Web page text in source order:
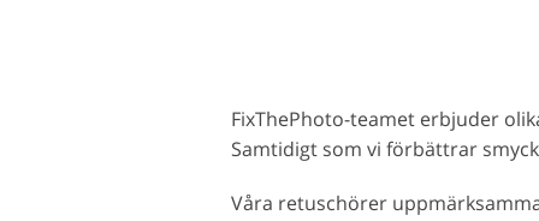
FixThePhoto-teamet erbjuder
Samtidigt som vi förbättrar
Våra retuschörer